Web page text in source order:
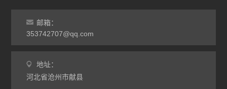
邮箱：
353742707@qq.com
地址：
河北省沧州市献县